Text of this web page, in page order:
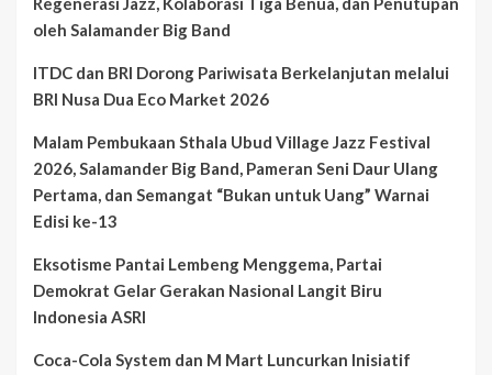
oleh Salamander Big Band
ITDC dan BRI Dorong Pariwisata Berkelanjutan melalui
BRI Nusa Dua Eco Market 2026
Malam Pembukaan Sthala Ubud Village Jazz Festival
2026, Salamander Big Band, Pameran Seni Daur Ulang
Pertama, dan Semangat “Bukan untuk Uang” Warnai
Edisi ke-13
Eksotisme Pantai Lembeng Menggema, Partai
Demokrat Gelar Gerakan Nasional Langit Biru
Indonesia ASRI
Coca-Cola System dan M Mart Luncurkan Inisiatif